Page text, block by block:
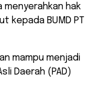
menyerahkan hak
kepada BUMD PT
mampu menjadi
Daerah (PAD)